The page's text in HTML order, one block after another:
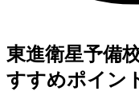
東進衛星予備
すすめポイン